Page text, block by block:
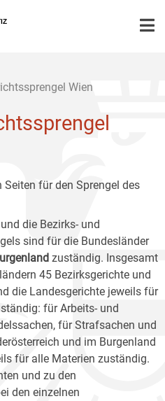
Wien
für den Sprengel des
und die Bezirks- und
sind für die Bundesländer
zuständig. Insgesamt
45 Bezirksgerichte und
die Landesgerichte jeweils für
für Arbeits- und
für Strafsachen und
und im Burgenland
für alle Materien zuständig.
und zu den
den einzelnen